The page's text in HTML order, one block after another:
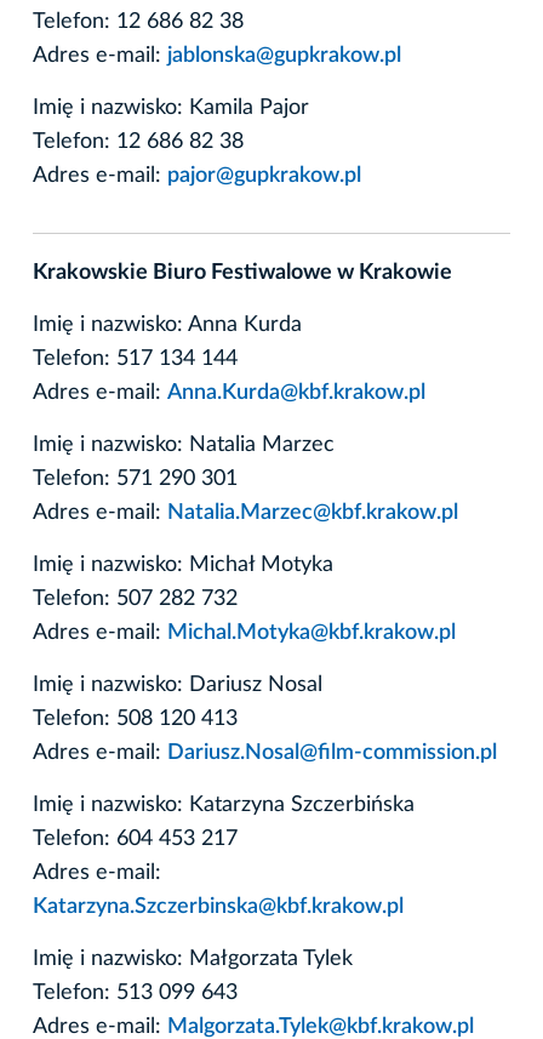
Telefon: 12 686 82 38
Adres e-mail: jablonska@gupkrakow.pl
Imię i nazwisko: Kamila Pajor
Telefon: 12 686 82 38
Adres e-mail: pajor@gupkrakow.pl
Krakowskie Biuro Festiwalowe w Krakowie
Imię i nazwisko: Anna Kurda
Telefon: 517 134 144
Adres e-mail: Anna.Kurda@kbf.krakow.pl
Imię i nazwisko: Natalia Marzec
Telefon: 571 290 301
Adres e-mail: Natalia.Marzec@kbf.krakow.pl
Imię i nazwisko: Michał Motyka
Telefon: 507 282 732
Adres e-mail: Michal.Motyka@kbf.krakow.pl
Imię i nazwisko: Dariusz Nosal
Telefon: 508 120 413
Adres e-mail: Dariusz.Nosal@film-commission.pl
Imię i nazwisko: Katarzyna Szczerbińska
Telefon: 604 453 217
Adres e-mail:
Katarzyna.Szczerbinska@kbf.krakow.pl
Imię i nazwisko: Małgorzata Tylek
Telefon: 513 099 643
Adres e-mail: Malgorzata.Tylek@kbf.krakow.pl